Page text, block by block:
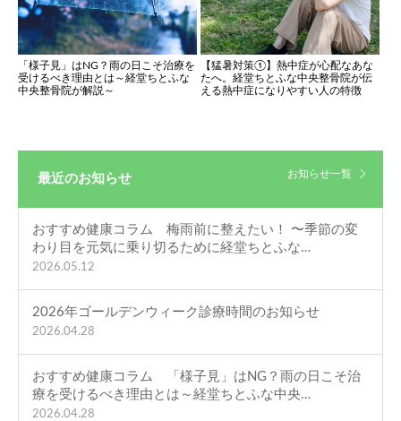
「様子見」はNG？雨の日こそ治療を
受けるべき理由とは～経堂ちとふな
中央整骨院が解説～
【猛暑対策①】熱中症が心配なあな
たへ。経堂ちとふな中央整骨院が伝
える熱中症になりやすい人の特徴
最近のお知らせ お知らせ一覧
おすすめ健康コラム 梅雨前に整えたい！ 〜季節の変
わり目を元気に乗り切るために経堂ちとふな…
2026.05.12
2026年ゴールデンウィーク診療時間のお知らせ
2026.04.28
おすすめ健康コラム 「様子見」はNG？雨の日こそ治
療を受けるべき理由とは～経堂ちとふな中央…
2026.04.28